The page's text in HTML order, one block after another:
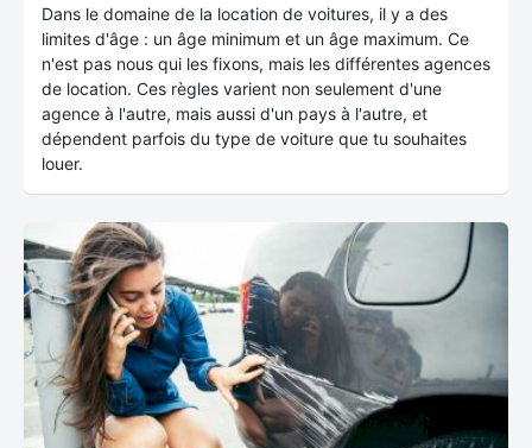
Dans le domaine de la location de voitures, il y a des
limites d'âge : un âge minimum et un âge maximum. Ce
n'est pas nous qui les fixons, mais les différentes agences
de location. Ces règles varient non seulement d'une
agence à l'autre, mais aussi d'un pays à l'autre, et
dépendent parfois du type de voiture que tu souhaites
louer.